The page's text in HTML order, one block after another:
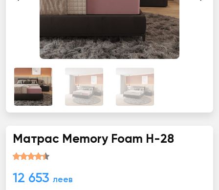
Матрас Memory Foam H-28
12 653 леев